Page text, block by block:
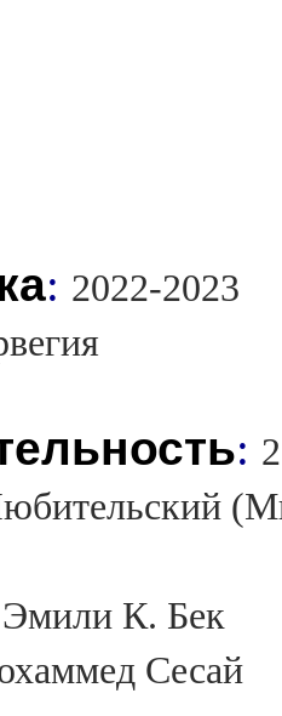
: 2022-2023
:
Эмили К. Бек
Сесай